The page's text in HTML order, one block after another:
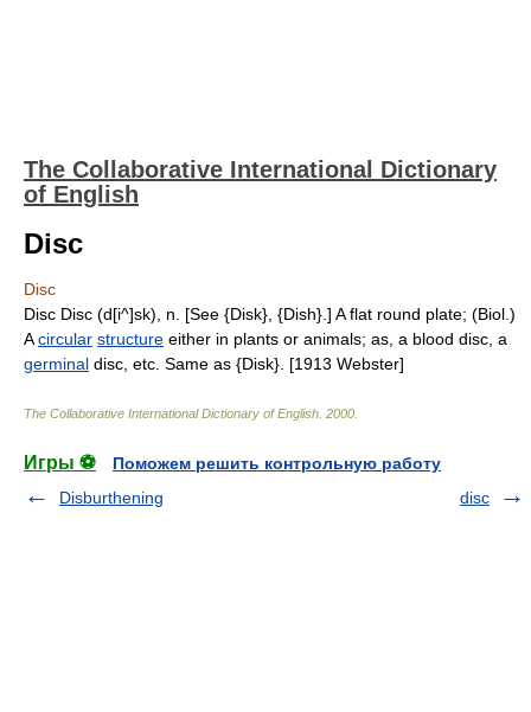
The Collaborative International Dictionary
of English
Disc
Disc
Disc Disc (d[i^]sk), n. [See {Disk}, {Dish}.] A flat round plate; (Biol.)
Acircular structure either in plants or animals; as, a blood disc, a
germinal disc, etc. Same as {Disk}. [1913 Webster]
The Collaborative International Dictionary of English 2000
Игры ⚽
Поможем решить контрольную работу
Disburthening
disc